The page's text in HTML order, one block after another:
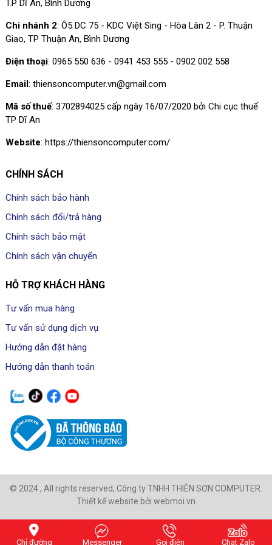
Chỉ đường Messenger Gọi điện Chat Zalo
T.P Dĩ An, Bình Dương
Chi nhánh 2: Ô5 DC 75 - KDC Việt Sing - Hòa Lân 2 - P. Thuận
Giao, TP Thuận An, Bình Dương
Điện thoại: 0965 550 636 - 0941 453 555 - 0902 002 558
Email: thiensoncomputer.vn@gmail.com
Mã số thuế: 3702894025 cấp ngày 16/07/2020 bởi Chi cục thuế
TP Dĩ An
Website: https://thiensoncomputer.com/
CHÍNH SÁCH
Chính sách bảo hành
Chính sách đổi/trả hàng
Chính sách bảo mật
Chính sách vận chuyển
HỖ TRỢ KHÁCH HÀNG
Tư vấn mua hàng
Tư vấn sử dụng dịch vụ
Hướng dẫn đặt hàng
Hướng dẫn thanh toán
© 2024 , All rights reserved, Công ty TNHH THIÊN SƠN COMPUTER.
Thiết kế website bởi webmoi.vn